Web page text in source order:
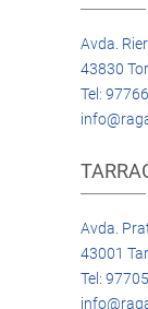
Avda.
43830
Tel:
Avda.
43001
Tel: